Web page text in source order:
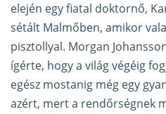
elején egy fiatal doktornő,
sétált Malmőben, amikor
pisztollyal. Morgan
ígérte, hogy a világ végéig
egész mostanig még egy
azért, mert a rendőrségnek